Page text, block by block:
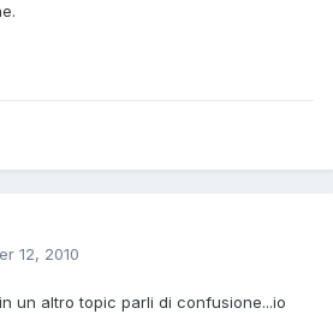
12, 2010
un altro topic parli di confusione...io